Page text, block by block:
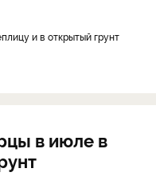
в июле в